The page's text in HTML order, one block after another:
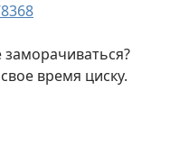
заморачиваться?
время циску.